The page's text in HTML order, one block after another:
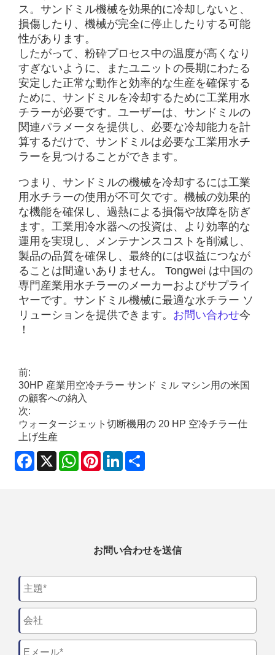
ス。サンドミル機械を効果的に冷却しないと、
損傷したり、機械が完全に停止したりする可能
性があります。
したがって、粉砕プロセス中の温度が高くなり
すぎないように、またユニットの長期にわたる
安定した正常な動作と効率的な生産を確保する
ために、サンドミルを冷却するために工業用水
チラーが必要です。ユーザーは、サンドミルの
関連パラメータを提供し、必要な冷却能力を計
算するだけで、サンドミルは必要な工業用水チ
ラーを見つけることができます。
つまり、サンドミルの機械を冷却するには工業
用水チラーの使用が不可欠です。機械の効果的
な機能を確保し、過熱による損傷や故障を防ぎ
ます。工業用冷水器への投資は、より効率的な
運用を実現し、メンテナンスコストを削減し、
製品の品質を確保し、最終的には収益につなが
ることは間違いありません。 Tongwei は中国の
専門産業用水チラーのメーカーおよびサプライ
ヤーです。サンドミル機械に最適な水チラー ソ
リューションを提供できます。 お問い合わせ今
！
前:
30HP 産業用空冷チラー サンド ミル マシン用の米国
の顧客への納入
次:
ウォータージェット切断機用の 20 HP 空冷チラー仕
上げ生産
Facebook
X WhatsApp
PinterestLinkedIn
お問い合わせを送信